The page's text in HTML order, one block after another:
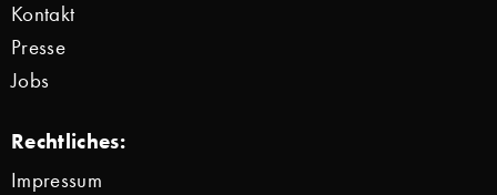
Kontakt
Presse
Jobs
Rechtliches:
Impressum